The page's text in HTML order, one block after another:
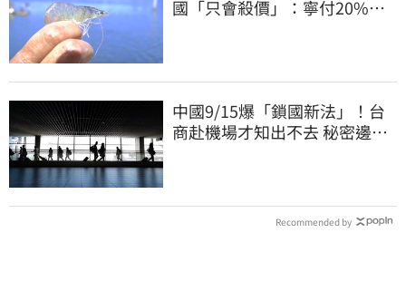
國「只會殺價」：寧付20%關
中國9/15爆「鎖國新法」！台
商赴機場才知出不去 秘密邊控
Recommended by